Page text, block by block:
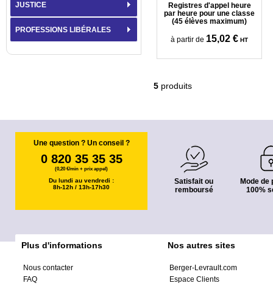
Registres d'appel heure
par heure pour une classe
(45 élèves maximum)
à partir de 15,02 € HT
5 produits
JUSTICE
PROFESSIONS LIBÉRALES
Une question ? Un conseil ?
0 820 35 35 35
(0,20 €/min + prix appel)
Du lundi au vendredi :
8h-12h / 13h-17h30
Satisfait ou
remboursé
Mode de
100%
Plus d'informations
Nous contacter
FAQ
Nos autres sites
Berger-Levrault.com
Espace Clients